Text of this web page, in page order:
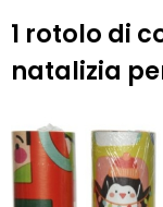
1 rotolo di
natalizia